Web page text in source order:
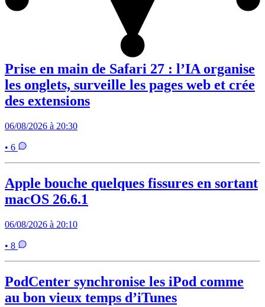
Prise en main de Safari 27 : l’IA organise
les onglets, surveille les pages web et crée
des extensions
06/08/2026 à 20:30
• 6
Apple bouche quelques fissures en sortant
macOS 26.6.1
06/08/2026 à 20:10
• 8
PodCenter synchronise les iPod comme
au bon vieux temps d’iTunes